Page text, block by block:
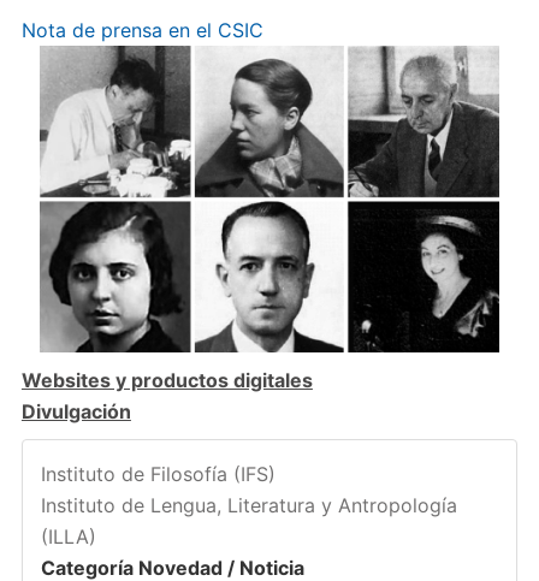
Nota de prensa en el CSIC
Websites y productos digitales
Divulgación
Instituto de Filosofía (IFS)
Instituto de Lengua, Literatura y Antropología
(ILLA)
Categoría Novedad / Noticia